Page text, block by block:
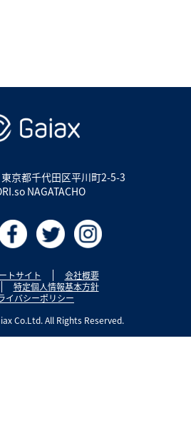
東京都千代田区平川町2-5-3
NAGATACHO
トサイト
会社概要
特定個人情報基本方針
イバシーポリシー
Co.Ltd. All Rights Reserved.